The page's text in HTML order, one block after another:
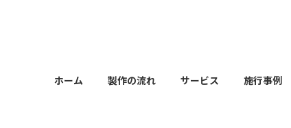
ホーム 製作の流れ サービス 施行事例